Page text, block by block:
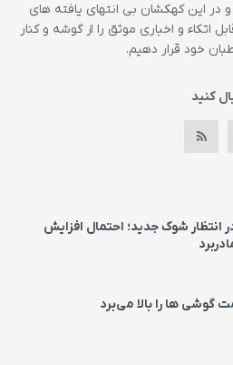
در این کهکشان بی انتهای یافته های
اتکاء و اخباری موثق را از گوشه و کنار
خود قرار دهیم.
کنید
در انتظار شوک جدید؛ احتمال افزایش
گوشی ها را بالا می‌برد